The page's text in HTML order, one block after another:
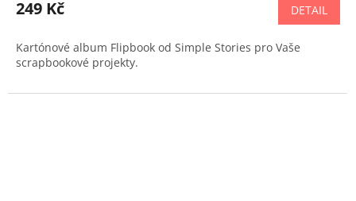
249 Kč DETAIL
Kartónové album Flipbook od Simple Stories pro Vaše
scrapbookové projekty.